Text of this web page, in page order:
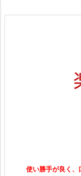
使い勝手が良く、